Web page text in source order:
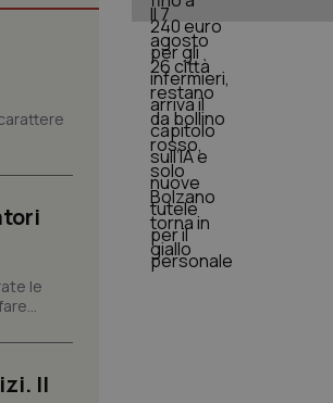
le
Il
per la loro
sul consenso
Cookie-
di consenso
per
al visitatore.